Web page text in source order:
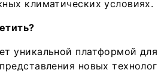
климатических условиях.
уникальной платформой
новых